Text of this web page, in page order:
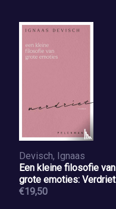
Devisch, Ignaas
Een kleine filosofie van
grote emoties: Verdriet
€19,50